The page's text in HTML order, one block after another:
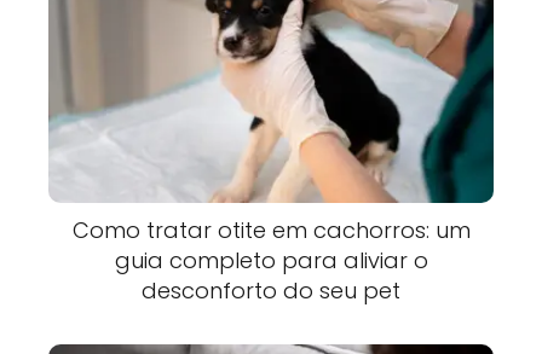
Como tratar otite em cachorros: um
guia completo para aliviar o
desconforto do seu pet